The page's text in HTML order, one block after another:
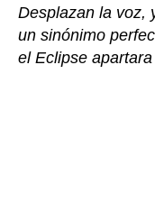
Desplazan la voz,
un sinónimo
el Eclipse